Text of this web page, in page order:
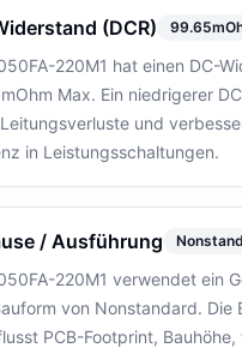
(DCR)
220M1 hat einen DC-
Max. Ein niedrigerer
und
in Leistungsschaltungen.
/ Ausführung
220M1 verwendet ein
von Nonstandard. Die
PCB-Footprint,